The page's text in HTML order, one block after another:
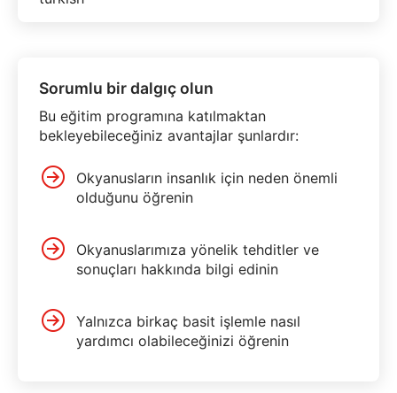
Sorumlu bir dalgıç olun
Bu eğitim programına katılmaktan
bekleyebileceğiniz avantajlar şunlardır:
Okyanusların insanlık için neden önemli
olduğunu öğrenin
Okyanuslarımıza yönelik tehditler ve
sonuçları hakkında bilgi edinin
Yalnızca birkaç basit işlemle nasıl
yardımcı olabileceğinizi öğrenin